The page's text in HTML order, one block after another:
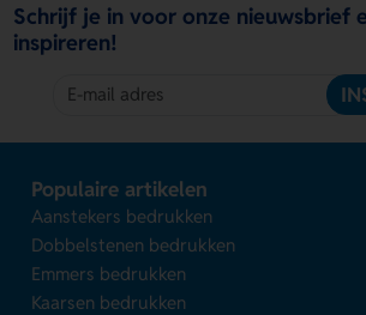
Schrijf je in voor onze nieuwsbrief
inspireren!
Populaire artikelen
Aanstekers bedrukken
Dobbelstenen bedrukken
Emmers bedrukken
Kaarsen bedrukken